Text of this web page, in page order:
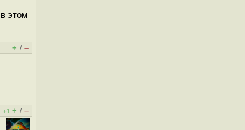
этом
+ / –
+1 + / –